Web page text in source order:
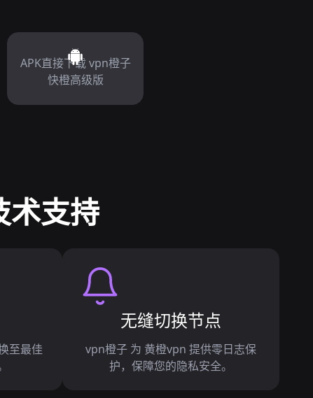
APK直接下载 vpn橙子
快橙高级版
术支持
至最佳
无缝切换节点
vpn橙子 为 黄橙vpn 提供零日志保
护，保障您的隐私安全。